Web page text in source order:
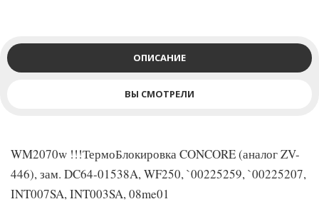
ОПИСАНИЕ
ВЫ СМОТРЕЛИ
WM2070w !!!ТермоБлокировка CONCORE (аналог ZV-
446), зам. DC64-01538A, WF250, `00225259, `00225207,
INT007SA, INT003SA, 08me01